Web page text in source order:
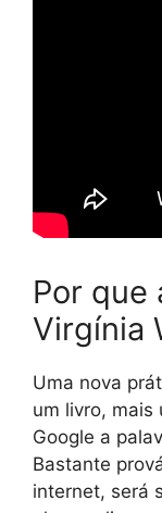
Por que
Virgínia
Uma nova
um livro, mais
Google a
Bastante
internet, será